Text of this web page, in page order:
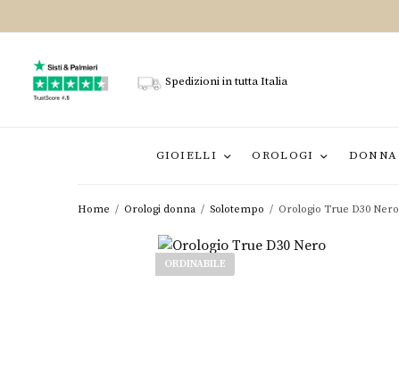
Spedizioni in tutta Italia
GIOIELLI OROLOGI DONNA
Home / Orologi donna / Solotempo / Orologio True D30 Nero
ORDINABILE